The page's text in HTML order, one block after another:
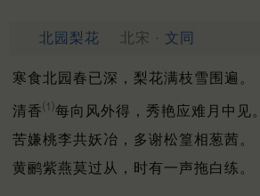
北园梨花 北宋 · 文同
寒食北园春已深，梨花满枝雪围遍。
清香⑴每向风外得，秀艳应难月中见。
苦嫌桃李共妖冶，多谢松篁相葱茜。
黄鹂紫燕莫过从，时有一声拖白练。